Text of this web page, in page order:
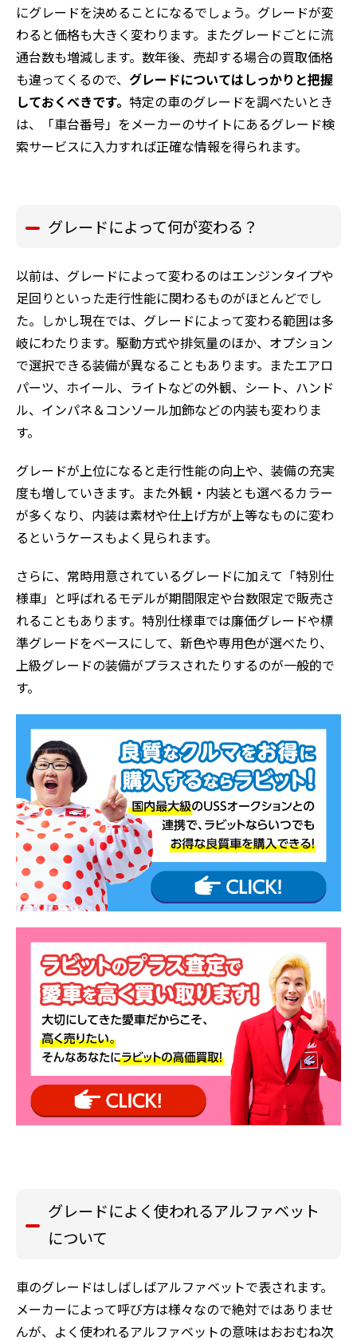
にグレードを決めることになるでしょう。グレードが変
わると価格も大きく変わります。またグレードごとに流
通台数も増減します。数年後、売却する場合の買取価格
も違ってくるので、 グレードについてはしっかりと把握
しておくべきです。 特定の車のグレードを調べたいとき
は、「車台番号」をメーカーのサイトにあるグレード検
索サービスに入力すれば正確な情報を得られます。
グレードによって何が変わる？
以前は、グレードによって変わるのはエンジンタイプや
足回りといった走行性能に関わるものがほとんどでし
た。しかし現在では、グレードによって変わる範囲は多
岐にわたります。駆動方式や排気量のほか、オプション
で選択できる装備が異なることもあります。またエアロ
パーツ、ホイール、ライトなどの外観、シート、ハンド
ル、インパネ＆コンソール加飾などの内装も変わりま
す。
グレードが上位になると走行性能の向上や、装備の充実
度も増していきます。また外観・内装とも選べるカラー
が多くなり、内装は素材や仕上げ方が上等なものに変わ
るというケースもよく見られます。
さらに、常時用意されているグレードに加えて「特別仕
様車」と呼ばれるモデルが期間限定や台数限定で販売さ
れることもあります。特別仕様車では廉価グレードや標
準グレードをベースにして、新色や専用色が選べたり、
上級グレードの装備がプラスされたりするのが一般的で
す。
グレードによく使われるアルファベット
について
車のグレードはしばしばアルファベットで表されます。
メーカーによって呼び方は様々なので絶対ではありませ
んが、よく使われるアルファベットの意味はおおむね次